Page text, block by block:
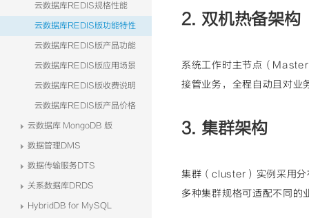
云数据库REDIS规格性能
云数据库REDIS版功能特性
云数据库REDIS版产品功能
云数据库REDIS版应用场景
云数据库REDIS版收费说明
云数据库REDIS版产品价格
云数据库 MongoDB 版
数据管理DMS
数据传输服务DTS
关系数据库DRDS
HybridDB for MySQL
2. 双机热备架构
系统工作时主节点（
接管业务，全程自动且对业
3. 集群架构
集群（cluster）实例采用分
多种集群规格可适配不同的